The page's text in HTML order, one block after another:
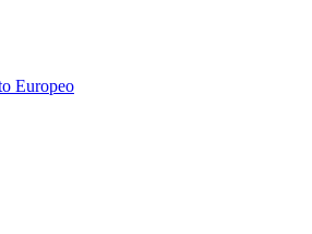
Europeo